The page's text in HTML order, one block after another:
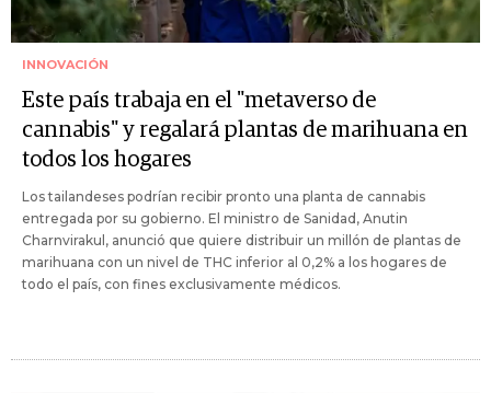
INNOVACIÓN
Este país trabaja en el "metaverso de
cannabis" y regalará plantas de marihuana en
todos los hogares
Los tailandeses podrían recibir pronto una planta de cannabis
entregada por su gobierno. El ministro de Sanidad, Anutin
Charnvirakul, anunció que quiere distribuir un millón de plantas de
marihuana con un nivel de THC inferior al 0,2% a los hogares de
todo el país, con fines exclusivamente médicos.